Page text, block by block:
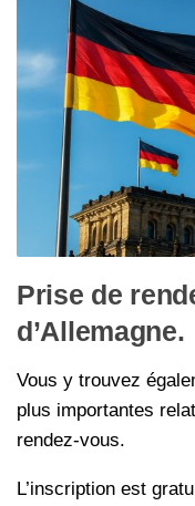
Prise de
d’Allemagne.
Vous y trouvez
plus importantes
rendez-vous.
L’inscription est